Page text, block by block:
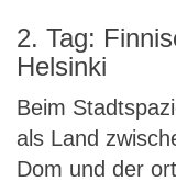
2. Tag:
Helsinki
Beim
als Land
Dom und der